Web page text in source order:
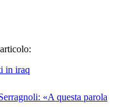
in iraq
«A questa parola